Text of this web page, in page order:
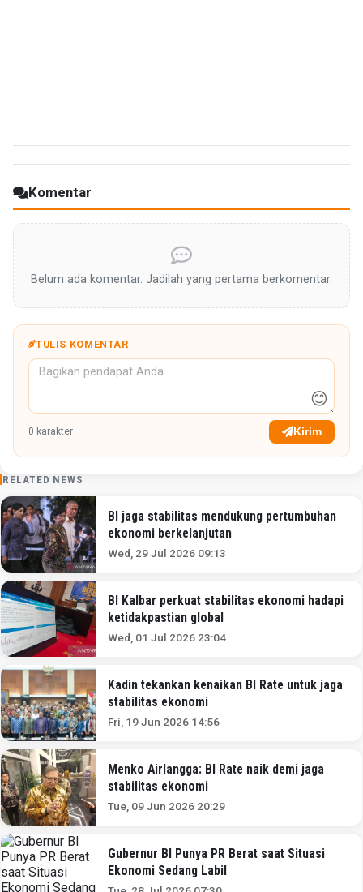
Komentar
Belum ada komentar. Jadilah yang pertama berkomentar.
TULIS KOMENTAR
😊
0 karakter Kirim
RELATED NEWS
BI jaga stabilitas mendukung pertumbuhan
ekonomi berkelanjutan
Wed, 29 Jul 2026 09:13
BI Kalbar perkuat stabilitas ekonomi hadapi
ketidakpastian global
Wed, 01 Jul 2026 23:04
Kadin tekankan kenaikan BI Rate untuk jaga
stabilitas ekonomi
Fri, 19 Jun 2026 14:56
Menko Airlangga: BI Rate naik demi jaga
stabilitas ekonomi
Tue, 09 Jun 2026 20:29
Gubernur BI Punya PR Berat saat Situasi
Ekonomi Sedang Labil